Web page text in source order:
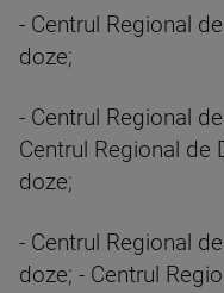
- Centrul Regional
doze;
- Centrul Regional
Centrul Regional de
doze;
- Centrul Regional
doze; - Centrul